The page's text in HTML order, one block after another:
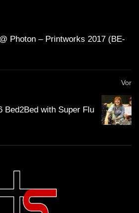
Photon – Printworks 2017 (BE-
Vor
Bed2Bed with Super Flu